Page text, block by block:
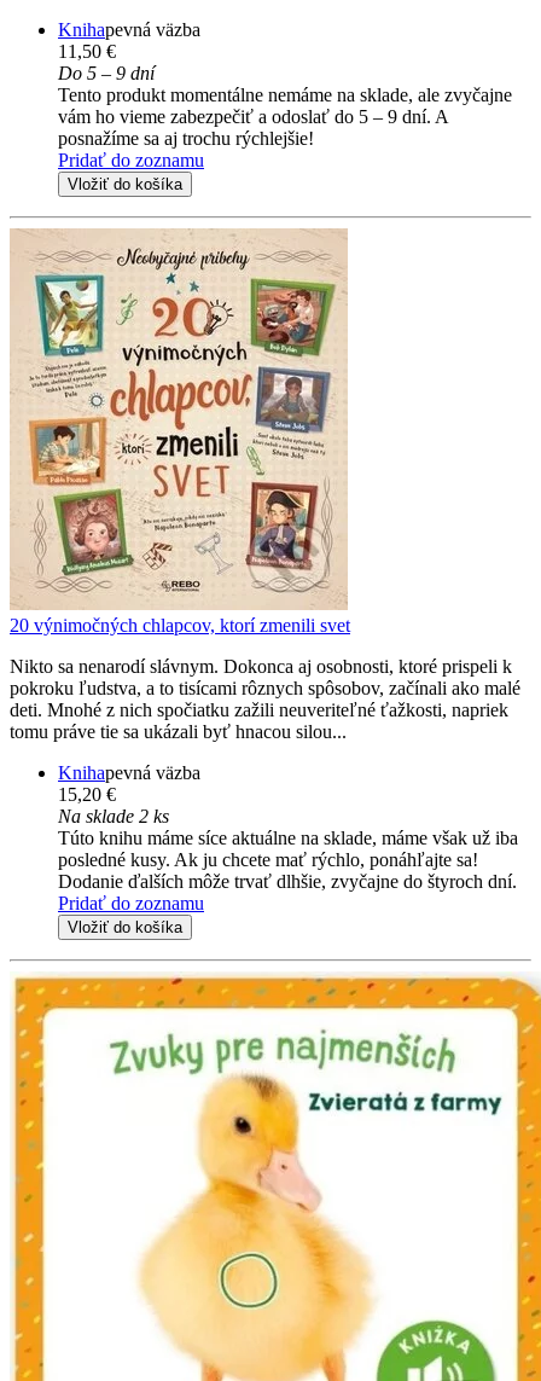
Knihapevná väzba
11,50 €
Do 5 – 9 dní
Tento produkt momentálne nemáme na sklade, ale zvyčajne
vám ho vieme zabezpečiť a odoslať do 5 – 9 dní. A
posnažíme sa aj trochu rýchlejšie!
Pridať do zoznamu
Vložiť do košíka
20 výnimočných chlapcov, ktorí zmenili svet
Nikto sa nenarodí slávnym. Dokonca aj osobnosti, ktoré prispeli k
pokroku ľudstva, a to tisícami rôznych spôsobov, začínali ako malé
deti. Mnohé z nich spočiatku zažili neuveriteľné ťažkosti, napriek
tomu práve tie sa ukázali byť hnacou silou...
Knihapevná väzba
15,20 €
Na sklade 2 ks
Túto knihu máme síce aktuálne na sklade, máme však už iba
posledné kusy. Ak ju chcete mať rýchlo, ponáhľajte sa!
Dodanie ďalších môže trvať dlhšie, zvyčajne do štyroch dní.
Pridať do zoznamu
Vložiť do košíka